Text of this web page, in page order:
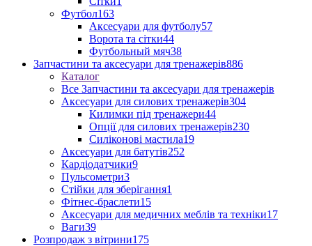
Футбол163
Аксесуари для футболу57
Ворота та сітки44
Футбольный мяч38
Запчастини та аксесуари для тренажерів886
Каталог
Все Запчастини та аксесуари для тренажерів
Аксесуари для силових тренажерів304
Килимки під тренажери44
Опції для силових тренажерів230
Силіконові мастила19
Аксесуари для батутів252
Кардіодатчики9
Пульсометри3
Стійки для зберігання1
Фітнес-браслети15
Аксесуари для медичних меблів та техніки17
Ваги39
Розпродаж з вітрини175